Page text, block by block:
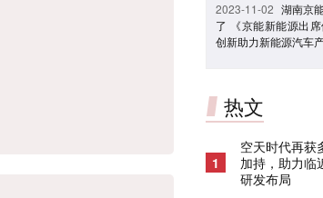
2023-11-02 湖南京
了 《京能新能源出
创新助力新能源汽车
热文
1
空天时代再获
加持，助力临
研发布局